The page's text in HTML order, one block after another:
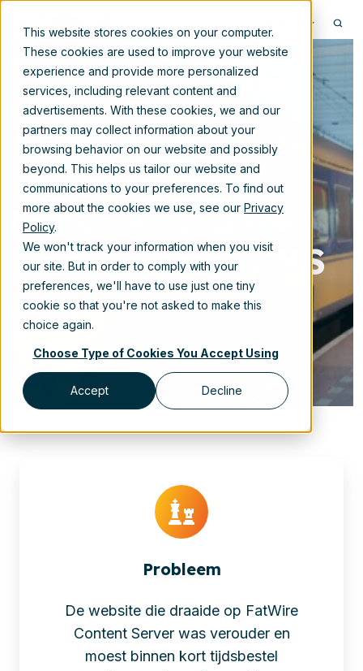
This website stores cookies on your computer.
These cookies are used to improve your website
experience and provide more personalized
services, including relevant content and
advertisements. With these cookies, we and our
partners may collect information about your
browsing behavior on our website and possibly
beyond. This helps us tailor our website and
communications to your preferences. To find out
more about the cookies we use, see our Privacy
Policy.
We won't track your information when you visit
our site. But in order to comply with your
preferences, we'll have to use just one tiny
cookie so that you're not asked to make this
choice again.
Choose Type of Cookies You Accept Using
Accept Decline
NS website
migratie van
Fatwire naar
nieuw Hippo CMS
5-jun-2019 13:15:00
Probleem
De website die draaide op FatWire
Content Server was verouder en
moest binnen kort tijdsbestel